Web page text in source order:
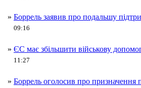
» Боррель заявив про подальшу
09:16
» ЄС має збільшити військову
11:27
» Боррель оголосив про призначення